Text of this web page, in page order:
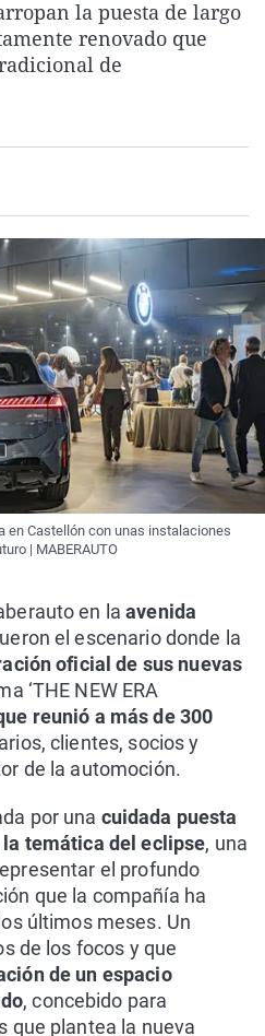
La rosa de los vientos
Gente viajera
Caso
Retornados
Extremadura
Galicia
Virales
Televisión
la puesta de largo
renovado que
de
en Castellón con unas instalaciones
| MABERAUTO
en laavenida
el escenario donde la
oficial de sus nuevas
‘THE NEW ERA
reunió a más de 300
clientes, socios y
de la automoción.
por una cuidada puesta
temática del eclipse, una
el profundo
que la compañía ha
últimos meses. Un
de los focos y que
de un espacio
, concebido para
que plantea la nueva